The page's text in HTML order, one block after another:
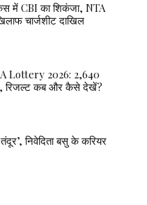
में CBI का शिकंजा, NTA
चार्जशीट दाखिल
Lottery 2026: 2,640
रिजल्ट कब और कैसे देखें?
निवेदिता बसु के करियर